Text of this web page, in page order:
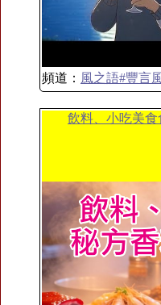
頻道： 風之語#豐言
飲料、小吃美食